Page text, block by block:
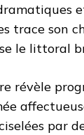
trace son
le littoral
révèle
par